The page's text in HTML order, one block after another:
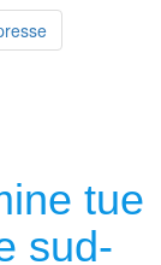
tue
sud-